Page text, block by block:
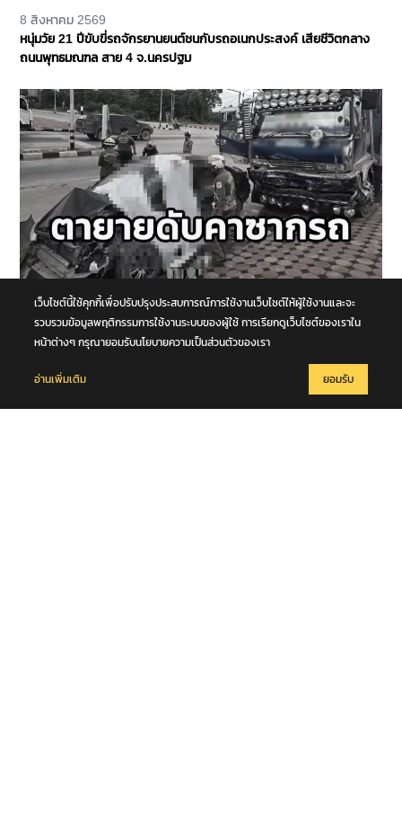
8 สิงหาคม 2569
หนุ่มวัย 21 ปีขับขี่รถจักรยานยนต์ชนกับรถอเนกประสงค์ เสียชีวิตกลาง
ถนนพุทธมณฑล สาย 4 จ.นครปฐม
8 สิงหาคม 2569
รถนั่งส่วนบุคคลชนกับรถบรรทุก กลางทางแยกหน้าโคก คุณตา-คุณยาย
เสียชีวิตในซากรถ จ.พระนครศรีอยุธยา
เว็บไซต์นี้ใช้คุกกี้เพื่อปรับปรุงประสบการณ์การใช้งานเว็บไซต์ให้ผู้ใช้งานและจะ
รวบรวมข้อมูลพฤติกรรมการใช้งานระบบของผู้ใช้ การเรียกดูเว็บไซต์ของเราใน
หน้าต่างๆ กรุณายอมรับนโยบายความเป็นส่วนตัวของเรา
อ่านเพิ่มเติม ยอมรับ